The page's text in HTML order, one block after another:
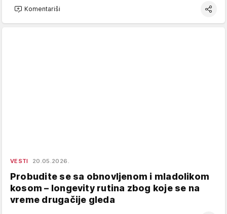
Komentariši
VESTI 20.05.2026.
Probudite se sa obnovljenom i mladolikom
kosom – longevity rutina zbog koje se na
vreme drugačije gleda